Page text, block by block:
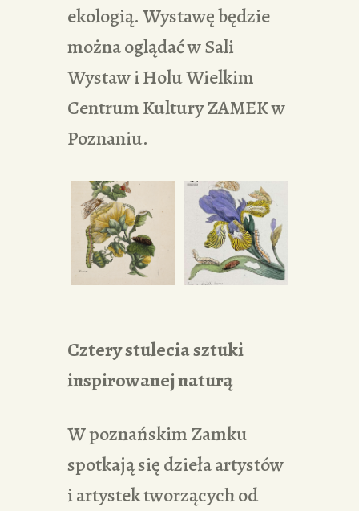
ekologią. Wystawę będzie
można oglądać w Sali
Wystaw i Holu Wielkim
Centrum Kultury ZAMEK w
Poznaniu.
Cztery stulecia sztuki
inspirowanej naturą
W poznańskim Zamku
spotkają się dzieła artystów
i artystek tworzących od